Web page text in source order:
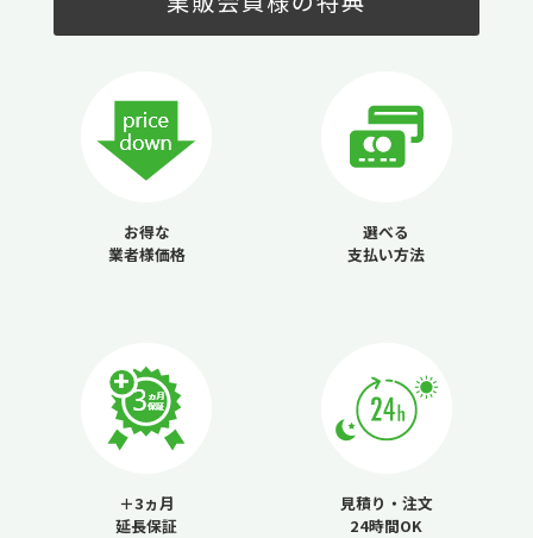
お得な
業者様価格
選べる
支払い方法
＋3ヵ月
延長保証
見積り・注文
24時間OK